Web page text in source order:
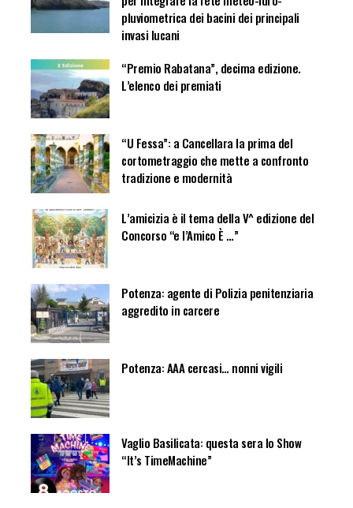
pluviometrica dei bacini dei principali
invasi lucani
“Premio Rabatana”, decima edizione.
L’elenco dei premiati
“U Fessa”: a Cancellara la prima del
cortometraggio che mette a confronto
tradizione e modernità
L’amicizia è il tema della V^ edizione del
Concorso “e l’Amico È …”
Potenza: agente di Polizia penitenziaria
aggredito in carcere
Potenza: AAA cercasi… nonni vigili
Vaglio Basilicata: questa sera lo Show
“It’s TimeMachine”